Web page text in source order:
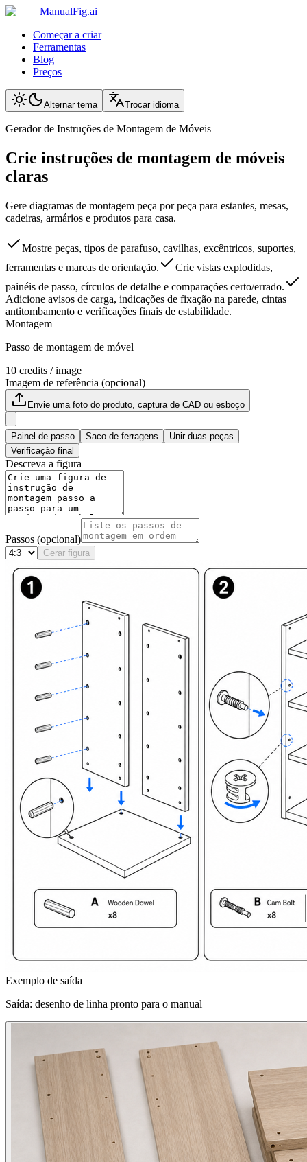
ManualFig.ai
Começar a criar
Ferramentas
Blog
Preços
Alternar tema Trocar idioma
Gerador de Instruções de Montagem de Móveis
Crie instruções de montagem de móveis
claras
Gere diagramas de montagem peça por peça para estantes, mesas,
cadeiras, armários e produtos para casa.
Mostre peças, tipos de parafuso, cavilhas, excêntricos, suportes,
ferramentas e marcas de orientação.
Crie vistas explodidas,
painéis de passo, círculos de detalhe e comparações certo/errado.
Adicione avisos de carga, indicações de fixação na parede, cintas
antitombamento e verificações finais de estabilidade.
Montagem
Passo de montagem de móvel
10 credits / image
Imagem de referência (opcional)
Envie uma foto do produto, captura de CAD ou esboço
Painel de passo Saco de ferragens
Unir duas peças
Verificação final
Descreva a figura
Passos (opcional)
Gerar figura
Exemplo de saída
Saída: desenho de linha pronto para o manual